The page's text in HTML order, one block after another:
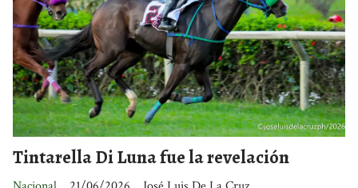
Tintarella Di Luna fue la revelación